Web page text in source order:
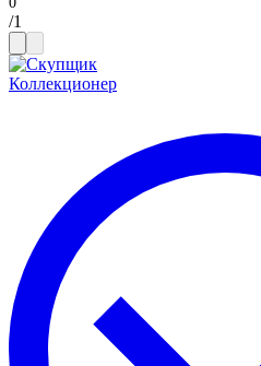
/1
Коллекционер